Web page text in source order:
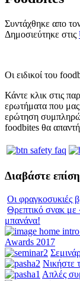
Συντάχθηκε απο
Δημοσιεύτηκε στις
Οι ειδικοί του
Κάντε κλικ στις
ερωτήματα που μας
ερώτηση
foodbites θα
Διαβάστε
Οι φραγκοσυκιές
Θρεπτικό σνακ
μπανάνα!
Awards 2017
Νικήστε
Απλές